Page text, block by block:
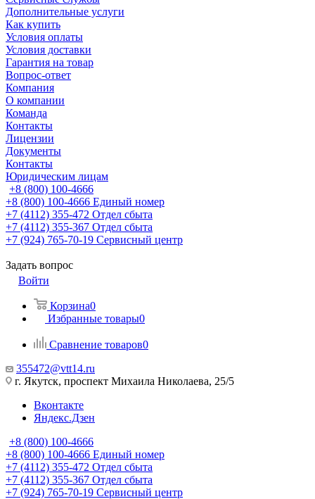
Дополнительные услуги
Как купить
Условия оплаты
Условия доставки
Гарантия на товар
Вопрос-ответ
Компания
О компании
Команда
Контакты
Лицензии
Документы
Контакты
Юридическим лицам
+8 (800) 100-4666
+8 (800) 100-4666 Единый номер
+7 (4112) 355-472 Отдел сбыта
+7 (4112) 355-367 Отдел сбыта
+7 (924) 765-70-19 Сервисный центр
Задать вопрос
Войти
Корзина0
Избранные товары0
Сравнение товаров0
355472@vtt14.ru
г. Якутск, проспект Михаила Николаева, 25/5
Вконтакте
Яндекс.Дзен
+8 (800) 100-4666
+8 (800) 100-4666 Единый номер
+7 (4112) 355-472 Отдел сбыта
+7 (4112) 355-367 Отдел сбыта
+7 (924) 765-70-19 Сервисный центр